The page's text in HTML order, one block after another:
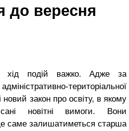
до вересня
хід подій важко. Адже за
територіальної
закон про освіту, в якому
новітні вимоги. Вони
саме залишатиметься старша